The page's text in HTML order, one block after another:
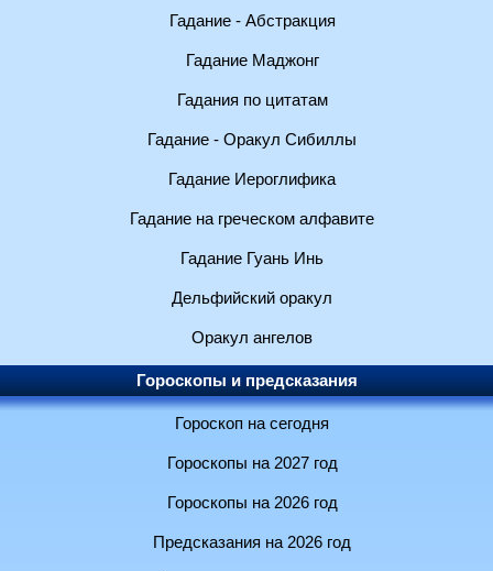
Гадание - Абстракция
Гадание Маджонг
Гадания по цитатам
Гадание - Оракул Сибиллы
Гадание Иероглифика
Гадание на греческом алфавите
Гадание Гуань Инь
Дельфийский оракул
Оракул ангелов
Гороскопы и предсказания
Гороскоп на сегодня
Гороскопы на 2027 год
Гороскопы на 2026 год
Предсказания на 2026 год